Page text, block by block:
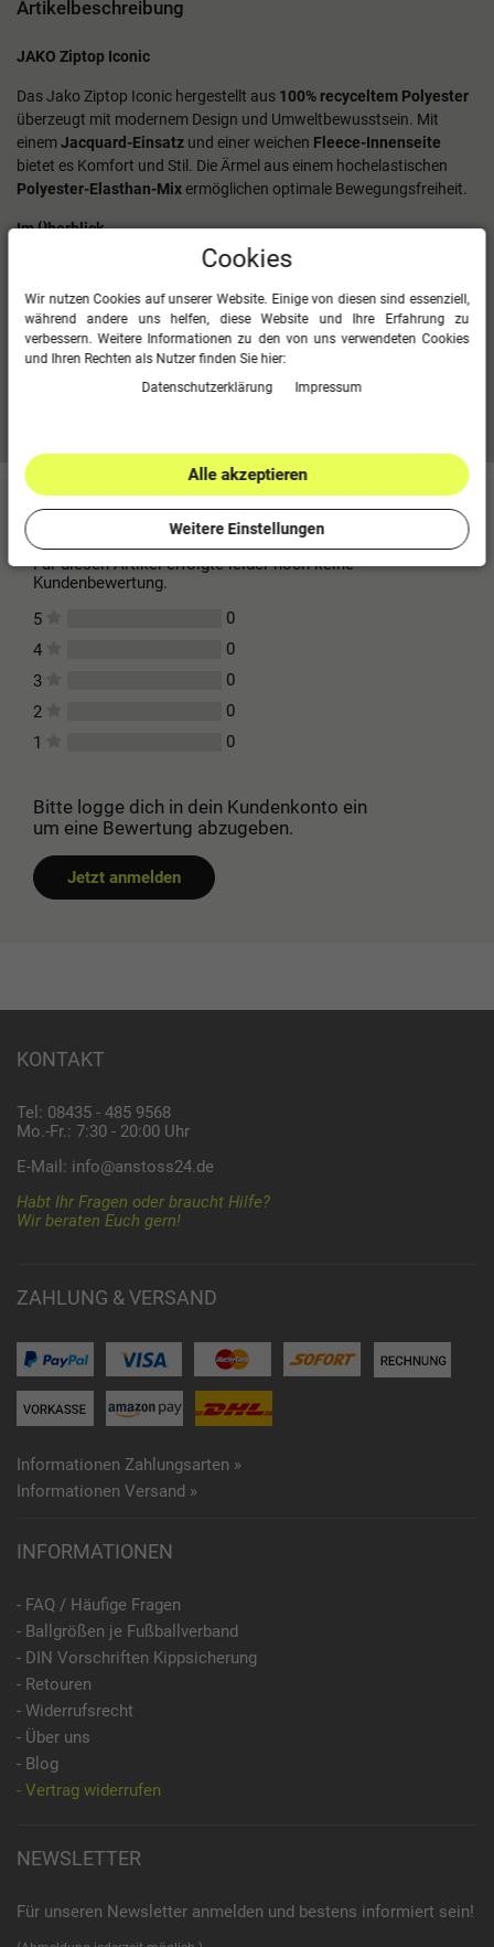
Artikelbeschreibung
JAKO Ziptop Iconic
Das Jako Ziptop Iconic hergestellt aus 100% recyceltem Polyester
überzeugt mit modernem Design und Umweltbewusstsein. Mit
einemJacquard-Einsatz und einer weichen Fleece-Innenseite
bietet es Komfort und Stil. Die Ärmel aus einem hochelastischen
Polyester-Elasthan-Mixermöglichen optimale Bewegungsfreiheit.
Im Überblick
Body mit weicher Fleece-Innenseite
Ärmel aus hochelastischem Polyester-Elasthan-Mix
100 % Polyester (recycelt)
Kundenbewertungen (0)
Für diesen Artikel erfolgte leider noch keine
Kundenbewertung.
5
0
4
0
3
0
2
0
1
0
Bitte logge dich in dein Kundenkonto ein
um eine Bewertung abzugeben.
Jetzt anmelden
KONTAKT
Tel: 08435 - 485 9568
Mo.-Fr.: 7:30 - 20:00 Uhr
E-Mail: info@anstoss24.de
Habt Ihr Fragen oder braucht Hilfe?
Wir beraten Euch gern!
ZAHLUNG & VERSAND
Informationen Zahlungsarten »
Informationen Versand »
INFORMATIONEN
- FAQ / Häufige Fragen
- Ballgrößen je Fußballverband
- DIN Vorschriften Kippsicherung
- Retouren
- Widerrufsrecht
- Über uns
- Blog
- Vertrag widerrufen
NEWSLETTER
Für unseren Newsletter anmelden und bestens informiert sein!
Cookies
Wir nutzen Cookies auf unserer Website. Einige von diesen sind essenziell,
während andere uns helfen, diese Website und Ihre Erfahrung zu
verbessern. Weitere Informationen zu den von uns verwendeten Cookies
und Ihren Rechten als Nutzer finden Sie hier:
Daten­schutz­erklärung
Impressum
Alle akzeptieren
Weitere Einstellungen